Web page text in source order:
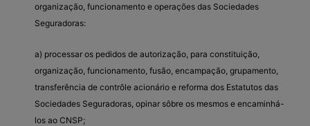
organização, funcionamento e operações das Sociedades
Seguradoras:
a) processar os pedidos de autorização, para constituição,
organização, funcionamento, fusão, encampação, grupamento,
transferência de contrôle acionário e reforma dos Estatutos das
Sociedades Seguradoras, opinar sôbre os mesmos e encaminhá-
los ao CNSP;